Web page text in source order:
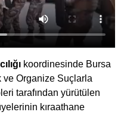
koordinesinde Bursa
ve Organize Suçlarla
tarafından yürütülen
kıraathane